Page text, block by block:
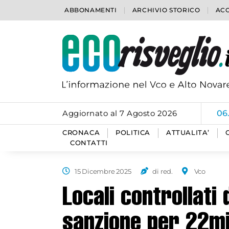
ABBONAMENTI ARCHIVIO STORICO
Aggiornato al 7 Agosto 2026
CRONACA POLITICA ATTUALITA’
CONTATTI
15 Dicembre 2025 di red. Vco
Locali controllati